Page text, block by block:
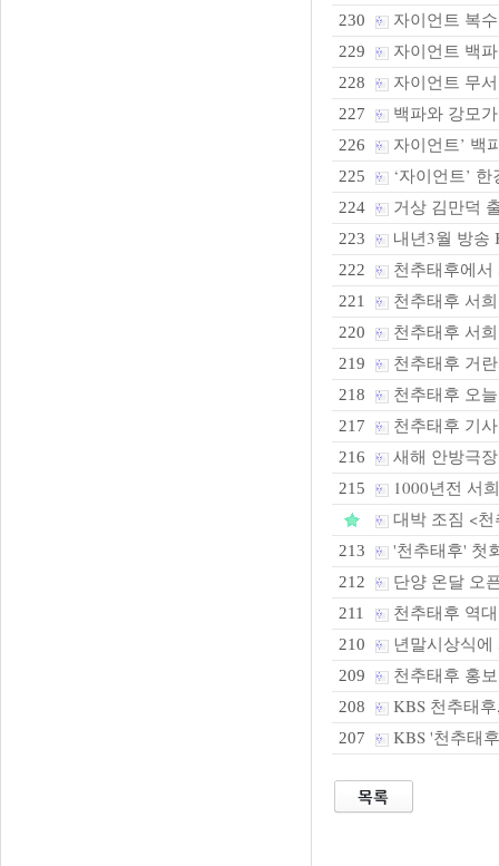
230 자이언트 복
229 자이언트 백
228 자이언트 무
227 백파와 강모
226 자이언트’ 백
225 ‘자이언트’
224 거상 김만덕
223 내년3월 방송
222 천추태후에
221 천추태후 서
220 천추태후 서
219 천추태후 거
218 천추태후 오
217 천추태후 기사
216 새해 안방극
215
1000년전 서
대박 조짐 <
213 '천추태후' 첫
212 단양 온달 오
211 천추태후 역
210 년말시상식
209 천추태후 홍
208 KBS 천추태
207 KBS '천추태